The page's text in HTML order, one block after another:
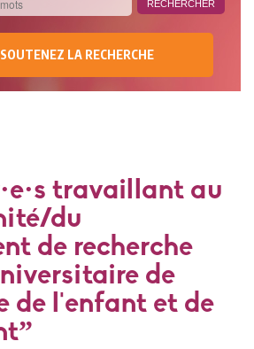
SOUTENEZ LA RECHERCHE
travaillant au
du
de recherche
de
de l'enfant et de